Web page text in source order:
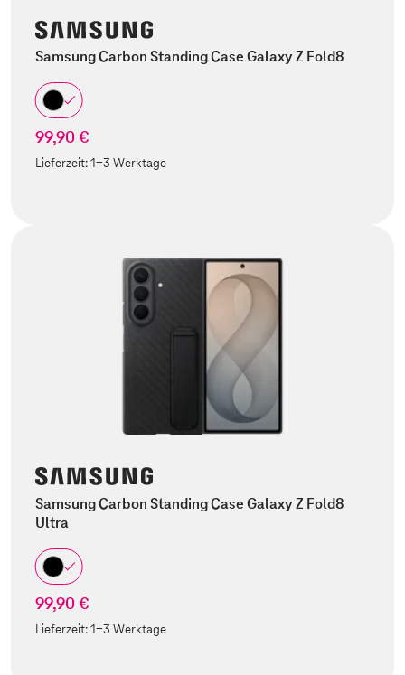
Samsung Carbon Standing Case Galaxy Z Fold8
99,90 €
Lieferzeit:1-3 Werktage
Samsung Carbon Standing Case Galaxy Z Fold8
Ultra
99,90 €
Lieferzeit:1-3 Werktage